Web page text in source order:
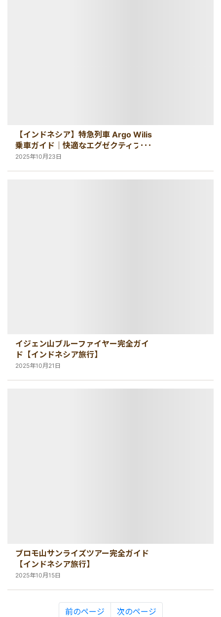
【インドネシア】特急列車 Argo Wilis
乗車ガイド｜快適なエグゼクティブク
ラスで行くジョグジャカルタ〜バンド
2025年10月23日
イジェン山ブルーファイヤー完全ガイ
ド【インドネシア旅行】
2025年10月21日
ブロモ山サンライズツアー完全ガイド
【インドネシア旅行】
2025年10月15日
前のページ 次のページ